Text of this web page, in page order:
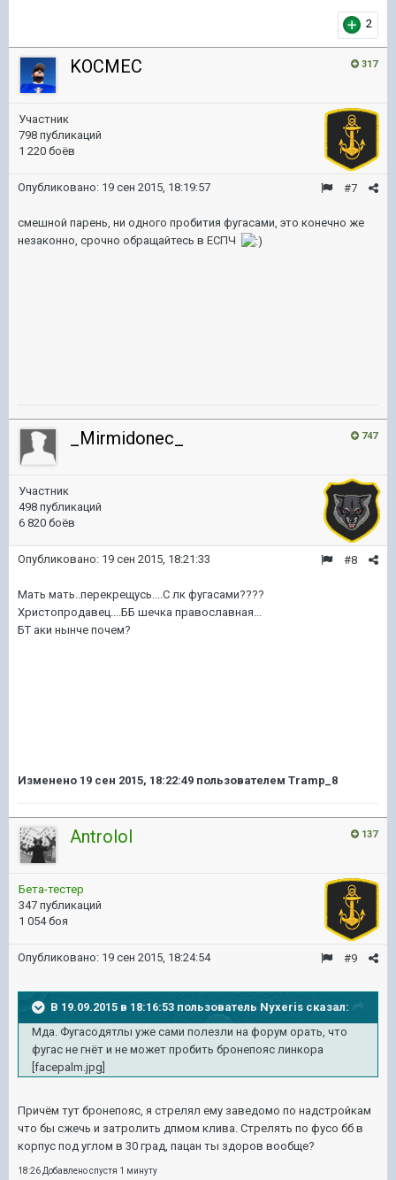
2
317
KOCMEC
Участник
798 публикаций
1 220 боёв
#7
Опубликовано: 19 сен 2015, 18:19:57
смешной парень, ни одного пробития фугасами, это конечно же
незаконно, срочно обращайтесь в ЕСПЧ
747
_Mirmidonec_
Участник
498 публикаций
6 820 боёв
#8
Опубликовано: 19 сен 2015, 18:21:33
Мать мать..перекрещусь....С лк фугасами????
Христопродавец....ББ шечка православная...
БТ аки нынче почем?
Изменено 19 сен 2015, 18:22:49 пользователем Tramp_8
137
Antrolol
Бета-тестер
347 публикаций
1 054 боя
#9
Опубликовано: 19 сен 2015, 18:24:54
В 19.09.2015 в 18:16:53 пользователь Nyxeris сказал:
Мда. Фугасодятлы уже сами полезли на форум орать, что
фугас не гнёт и не может пробить бронепояс линкора
[facepalm.jpg]
Причём тут бронепояс, я стрелял ему заведомо по надстройкам
что бы сжечь и затролить дпмом клива. Стрелять по фусо бб в
корпус под углом в 30 град, пацан ты здоров вообще?
18:26 Добавлено спустя 1 минуту